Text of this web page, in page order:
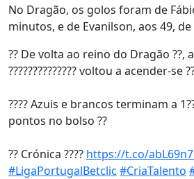
No Dragão, os golos foram de
minutos, e de Evanilson, aos 49,
?? De volta ao reino do Dragão ??, a
?????????????? voltou a acender-se
???? Azuis e brancos terminam a
pontos no bolso ??
?? Crónica ???? https://t.co/
#LigaPortugalBetclic #CriaTalento